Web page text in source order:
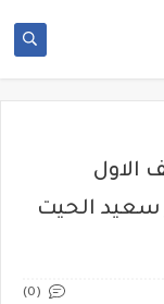
الاول
الاول 2021 مستر سعيد الحيت
(0)